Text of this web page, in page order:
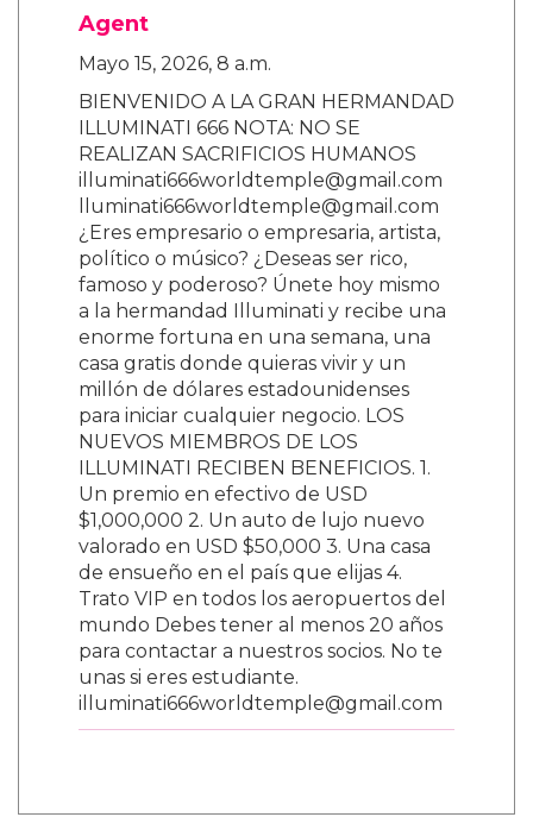
Agent
Mayo 15, 2026, 8 a.m.
BIENVENIDO A LA GRAN HERMANDAD
ILLUMINATI 666 NOTA: NO SE
REALIZAN SACRIFICIOS HUMANOS
illuminati666worldtemple@gmail.com
lluminati666worldtemple@gmail.com
¿Eres empresario o empresaria, artista,
político o músico? ¿Deseas ser rico,
famoso y poderoso? Únete hoy mismo
a la hermandad Illuminati y recibe una
enorme fortuna en una semana, una
casa gratis donde quieras vivir y un
millón de dólares estadounidenses
para iniciar cualquier negocio. LOS
NUEVOS MIEMBROS DE LOS
ILLUMINATI RECIBEN BENEFICIOS. 1.
Un premio en efectivo de USD
$1,000,000 2. Un auto de lujo nuevo
valorado en USD $50,000 3. Una casa
de ensueño en el país que elijas 4.
Trato VIP en todos los aeropuertos del
mundo Debes tener al menos 20 años
para contactar a nuestros socios. No te
unas si eres estudiante.
illuminati666worldtemple@gmail.com